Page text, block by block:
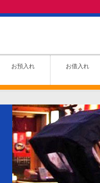
お預入れ お借入れ